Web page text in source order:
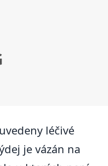
léčivé
je vázán na